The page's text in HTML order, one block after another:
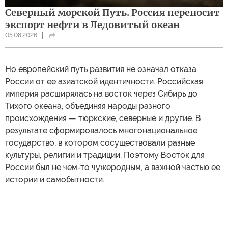
Северный морской Путь. Россия переносит
экспорт нефти в Ледовитый океан
05.08.2026
Но европейский путь развития не означал отказа
России от ее азиатской идентичности. Российская
империя расширялась на восток через Сибирь до
Тихого океана, объединяя народы разного
происхождения — тюркские, северные и другие. В
результате сформировалось многонациональное
государство, в котором сосуществовали разные
культуры, религии и традиции. Поэтому Восток для
России был не чем-то чужеродным, а важной частью ее
истории и самобытности.